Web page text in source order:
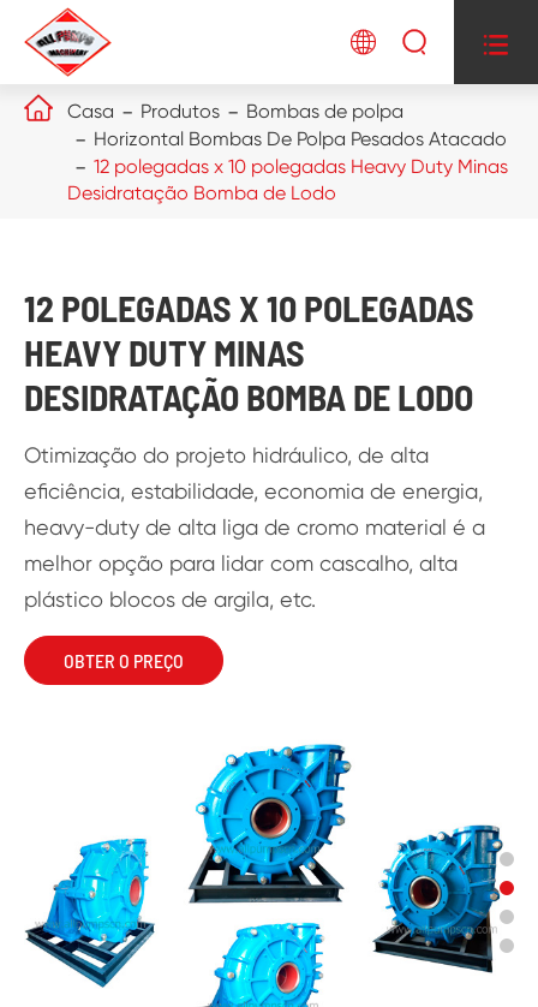
  
 Casa Produtos
Bombas de polpa
Horizontal Bombas De Polpa Pesados Atacado
12 polegadas x 10 polegadas Heavy Duty Minas
Desidratação Bomba de Lodo
12 POLEGADAS X 10 POLEGADAS
HEAVY DUTY MINAS
DESIDRATAÇÃO BOMBA DE LODO
Otimização do projeto hidráulico, de alta
eficiência, estabilidade, economia de energia,
heavy-duty de alta liga de cromo material é a
melhor opção para lidar com cascalho, alta
plástico blocos de argila, etc.
OBTER O PREÇO